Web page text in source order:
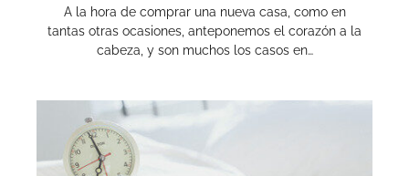
A la hora de comprar una nueva casa, como en
tantas otras ocasiones, anteponemos el corazón a la
cabeza, y son muchos los casos en…